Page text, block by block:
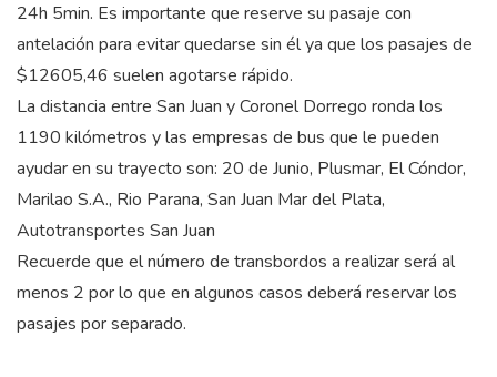
24h 5min. Es importante que reserve su pasaje con
antelación para evitar quedarse sin él ya que los pasajes de
$12605,46 suelen agotarse rápido.
La distancia entre San Juan y Coronel Dorrego ronda los
1190 kilómetros y las empresas de bus que le pueden
ayudar en su trayecto son: 20 de Junio, Plusmar, El Cóndor,
Marilao S.A., Rio Parana, San Juan Mar del Plata,
Autotransportes San Juan
Recuerde que el número de transbordos a realizar será al
menos 2 por lo que en algunos casos deberá reservar los
pasajes por separado.